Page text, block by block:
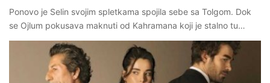
Ponovo je Selin svojim spletkama spojila sebe sa Tolgom. Dok
se Ojlum pokusava maknuti od Kahramana koji je stalno tu…